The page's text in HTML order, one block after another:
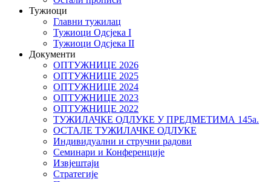
Тужиоци
Главни тужилац
Тужиоци Oдсјекa I
Тужиоци Oдсјекa II
Документи
ОПТУЖНИЦЕ 2026
ОПТУЖНИЦЕ 2025
ОПТУЖНИЦЕ 2024
ОПТУЖНИЦЕ 2023
ОПТУЖНИЦЕ 2022
ТУЖИЛАЧКЕ ОДЛУКЕ У ПРЕДМЕТИМА 145а.
ОСТАЛЕ ТУЖИЛАЧКЕ ОДЛУКЕ
Индивидуални и стручни радови
Семинари и Конференције
Извјештаји
Стратегије